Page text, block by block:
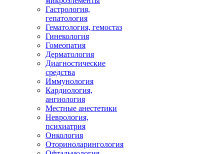
Гастрология,
гепатология
Гематология, гемостаз
Гинекология
Гомеопатия
Дерматология
Диагностические
средства
Иммунология
Кардиология,
ангиология
Местные анестетики
Неврология,
психиатрия
Онкология
Оториноларингология